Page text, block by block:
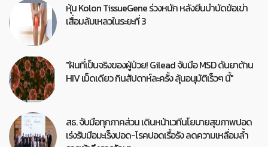
หุ้น Kolon TissueGene ร่วงหนัก หลังยีนบำบัดข้อเข่า
เสื่อมล้มเหลวในระยะที่ 3
"ฝันที่เป็นจริงของผู้ป่วย! Gilead จับมือ MSD ดันยาต้าน
HIV เม็ดเดียว กินสัปดาห์ละครั้ง ลุ้นอนุมัติเร็วๆ นี้"
สธ. จับมือทุกภาคส่วน เดินหน้าเวทีนโยบายสุขภาพปอด
เร่งรับมือมะเร็งปอด-โรคปอดเรื้อรัง ลดความเหลื่อมล้ำ